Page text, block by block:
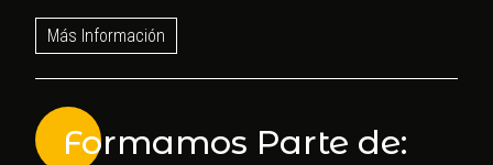
Más Información
Formamos Parte de: